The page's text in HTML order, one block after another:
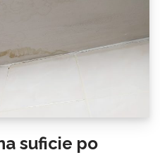
suficie po